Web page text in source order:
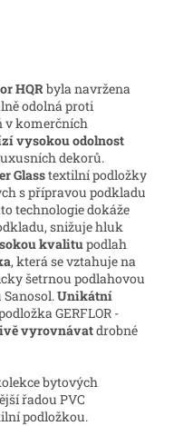
HQR byla navržena
odolná proti
v komerčních
vysokou odolnost
dekorů.
Glasstextilní podložky
s přípravou podkladu
technologie dokáže
snižuje hluk
kvalitu podlah
, která se vztahuje na
šetrnou podlahovou
Unikátní
GERFLOR -
vyrovnávatdrobné
bytových
řadou PVC
podložkou.